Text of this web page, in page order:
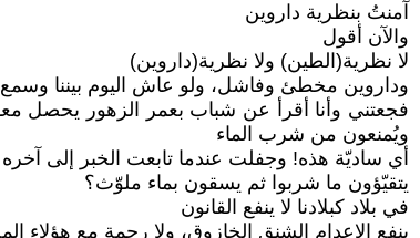
آمنتُ بنظرية داروين
والآن أقول
لا نظرية(الطين) ولا نظرية(داروين)
وداروين مخطئ وفاشل، ولو عاش اليوم بيننا وسمع
ويُمنعون من شرب الماء
أي ساديّة هذه! وجفلت عندما تابعت الخبر إلى آخره
يتقيّؤون ما شربوا ثم يسقون بماء ملوّث؟
في بلاد كبلادنا لا ينفع القانون
ينفع الإعدام الشنق الخازوق، ولا رحمة مع هؤلاء